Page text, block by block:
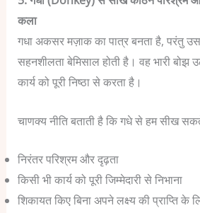
कला
गधा अकसर मज़ाक का पात्र बनता है, परंतु
सहनशीलता बेमिसाल होती है। वह भारी
कार्य को पूरी निष्ठा से करता है।
चाणक्य नीति बताती है कि गधे से हम सीख
निरंतर परिश्रम और दृढ़ता
किसी भी कार्य को पूरी जिम्मेदारी से निभाना
शिकायत किए बिना अपने लक्ष्य की प्राप्ति के